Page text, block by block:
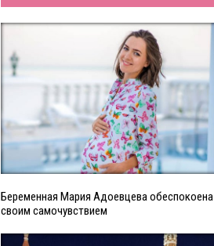
Беременная Мария Адоевцева обеспокоена
своим самочувствием